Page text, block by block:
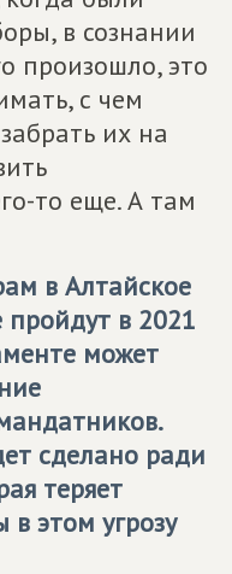
в сознании
произошло, это
с чем
их на
то еще. А там
в Алтайское
пройдут в 2021
может
сделано ради
теряет
этом угрозу